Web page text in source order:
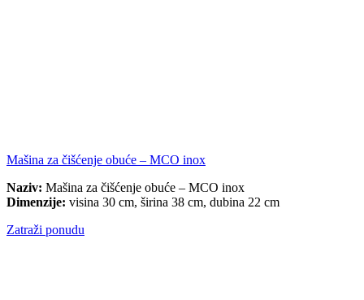
Mašina za čišćenje obuće – MCO inox
Naziv: Mašina za čišćenje obuće – MCO inox
Dimenzije: visina 30 cm, širina 38 cm, dubina 22 cm
Zatraži ponudu